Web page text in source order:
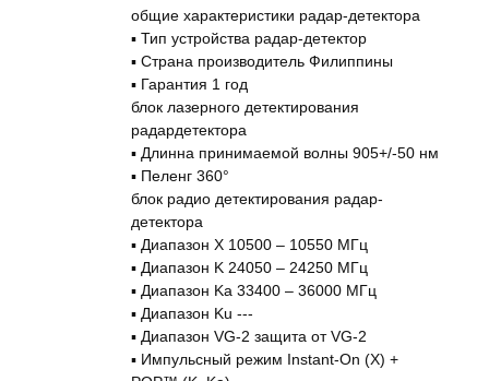
общие характеристики радар-детектора
▪ Тип устройства радар-детектор
▪ Страна производитель Филиппины
▪ Гарантия 1 год
блок лазерного детектирования
радардетектора
▪ Длинна принимаемой волны 905+/-50 нм
▪ Пеленг 360°
блок радио детектирования радар-
детектора
▪ Диапазон X 10500 – 10550 МГц
▪ Диапазон K 24050 – 24250 МГц
▪ Диапазон Ka 33400 – 36000 МГц
▪ Диапазон Ku ---
▪ Диапазон VG-2 защита от VG-2
▪ Импульсный режим Instant-On (X) +